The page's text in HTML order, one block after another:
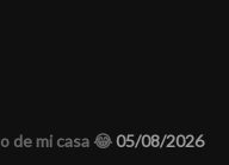
de mi casa 😂05/08/2026